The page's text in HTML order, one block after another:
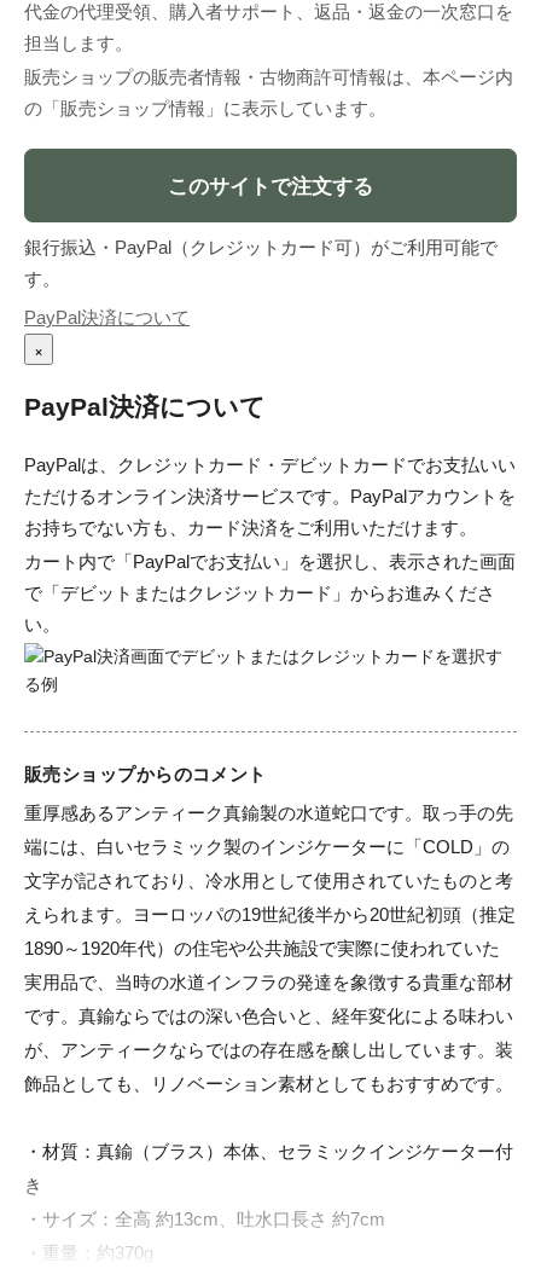
代金の代理受領、購入者サポート、返品・返金の一次窓口を
担当します。
販売ショップの販売者情報・古物商許可情報は、本ページ内
の「販売ショップ情報」に表示しています。
このサイトで注文する
銀行振込・PayPal（クレジットカード可）がご利用可能で
す。
PayPal決済について
×
PayPal決済について
PayPalは、クレジットカード・デビットカードでお支払いい
ただけるオンライン決済サービスです。PayPalアカウントを
お持ちでない方も、カード決済をご利用いただけます。
カート内で「PayPalでお支払い」を選択し、表示された画面
で「デビットまたはクレジットカード」からお進みくださ
い。
販売ショップからのコメント
重厚感あるアンティーク真鍮製の水道蛇口です。取っ手の先
端には、白いセラミック製のインジケーターに「COLD」の
文字が記されており、冷水用として使用されていたものと考
えられます。ヨーロッパの19世紀後半から20世紀初頭（推定
1890～1920年代）の住宅や公共施設で実際に使われていた
実用品で、当時の水道インフラの発達を象徴する貴重な部材
です。真鍮ならではの深い色合いと、経年変化による味わい
が、アンティークならではの存在感を醸し出しています。装
飾品としても、リノベーション素材としてもおすすめです。
・材質：真鍮（ブラス）本体、セラミックインジケーター付
き
・サイズ：全高 約13cm、吐水口長さ 約7cm
・重量：約370g